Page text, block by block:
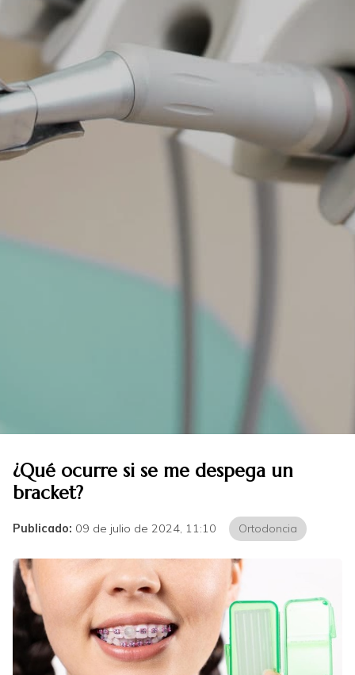
¿Qué ocurre si se me despega un
bracket?
Publicado: 09 de julio de 2024, 11:10 Ortodoncia